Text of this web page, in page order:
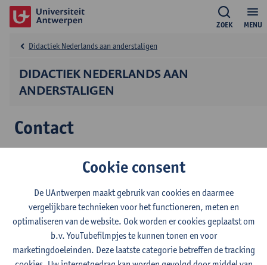
MENU
ZOEK
DIDACTIEK NEDERLANDS AAN
ANDERSTALIGEN
Didactiek Nederlands aan anderstaligen
Contact
Contact
Academisch contactpersoon, voor vragen over de inhoud
van het postgraduaat
Prof. dr. Jordi Casteleyn
Toon e-mailadres
Cookie consent
De UAntwerpen maakt gebruik van cookies en daarmee
vergelijkbare technieken voor het functioneren, meten en
optimaliseren van de website. Ook worden er cookies geplaatst om
b.v. YouTubefilmpjes te kunnen tonen en voor
marketingdoeleinden. Deze laatste categorie betreffen de tracking